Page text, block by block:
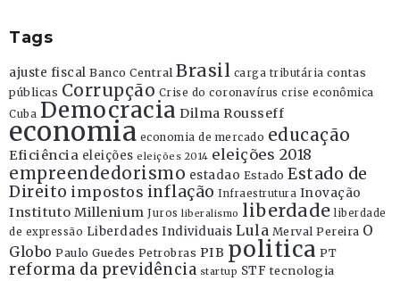
Tags
ajuste fiscal Banco Central Brasil carga tributária contas
públicas Corrupção Crise do coronavírus crise econômica
Cuba Democracia Dilma Rousseff
economia economia de mercado educação
Eficiência eleições eleições 2014 eleições 2018
empreendedorismo estadao Estado Estado de
Direito impostos inflação Infraestrutura Inovação
Instituto Millenium Juros liberalismo liberdade liberdade
de expressão Liberdades Individuais Lula Merval Pereira O
Globo Paulo Guedes Petrobras PIB politica PT
reforma da previdência startup STF tecnologia